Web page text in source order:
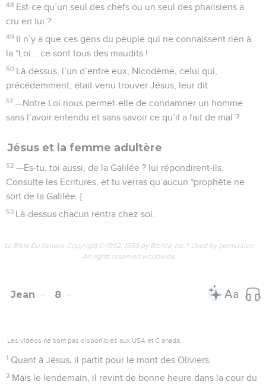
48 Est-ce qu’un seul des chefs ou un seul des pharisiens a
cru en lui ?
49 Il n’y a que ces gens du peuple qui ne connaissent rien à
la *Loi... ce sont tous des maudits !
50 Là-dessus, l’un d’entre eux, Nicodème, celui qui,
précédemment, était venu trouver Jésus, leur dit :
51 —Notre Loi nous permet-elle de condamner un homme
sans l’avoir entendu et sans savoir ce qu’il a fait de mal ?
Jésus et la femme adultère
52 —Es-tu, toi aussi, de la Galilée ? lui répondirent-ils.
Consulte les Ecritures, et tu verras qu’aucun *prophète ne
sort de la Galilée. [
53 Là-dessus chacun rentra chez soi.
La Bible Du Semeur Copyright © 1992, 1999 by Biblica, Inc.® Used by permission.
All rights reserved worldwide.
Jean 8
Les vidéos ne sont pas disponibles aux USA et C anada.
1 Quant à Jésus, il partit pour le mont des Oliviers.
2 Mais le lendemain, il revint de bonne heure dans la cour du